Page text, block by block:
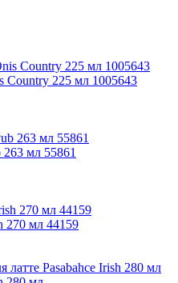
Country 225 мл 1005643
263 мл 55861
270 мл 44159